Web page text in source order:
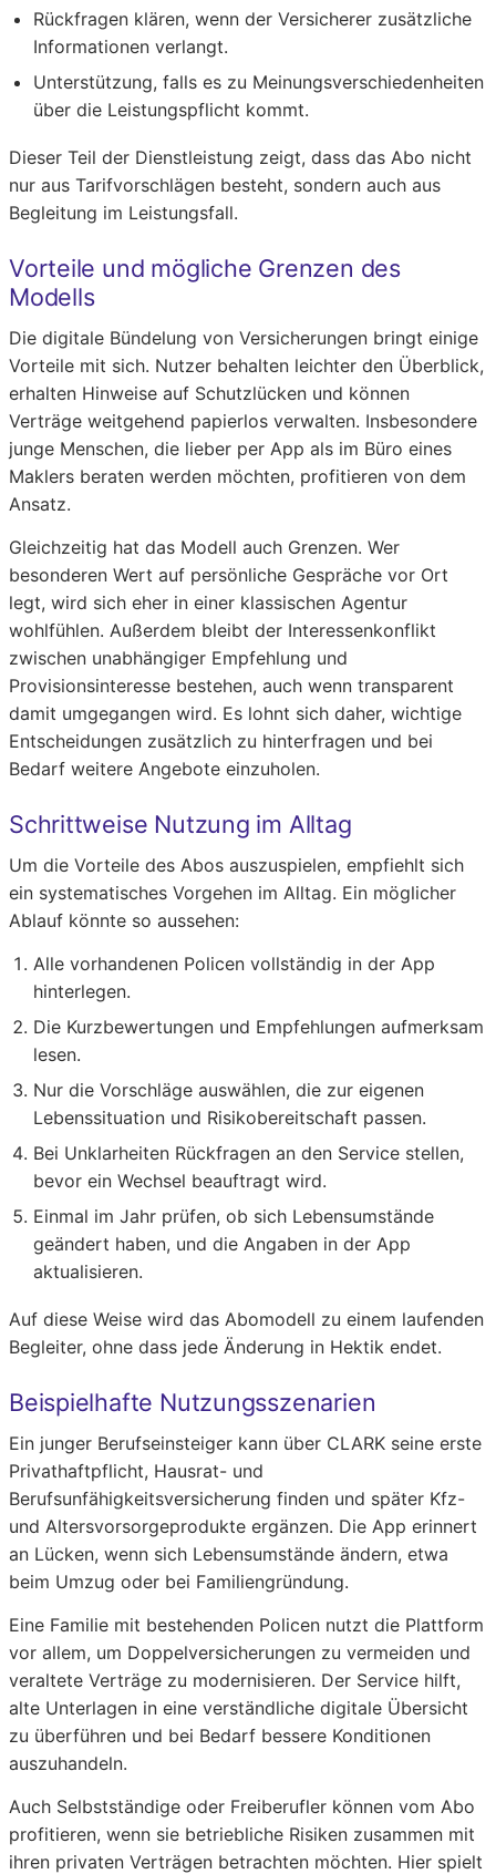
Rückfragen klären, wenn der Versicherer zusätzliche
Informationen verlangt.
Unterstützung, falls es zu Meinungsverschiedenheiten
über die Leistungspflicht kommt.
Dieser Teil der Dienstleistung zeigt, dass das Abo nicht
nur aus Tarifvorschlägen besteht, sondern auch aus
Begleitung im Leistungsfall.
Vorteile und mögliche Grenzen des
Modells
Die digitale Bündelung von Versicherungen bringt einige
Vorteile mit sich. Nutzer behalten leichter den Überblick,
erhalten Hinweise auf Schutzlücken und können
Verträge weitgehend papierlos verwalten. Insbesondere
junge Menschen, die lieber per App als im Büro eines
Maklers beraten werden möchten, profitieren von dem
Ansatz.
Gleichzeitig hat das Modell auch Grenzen. Wer
besonderen Wert auf persönliche Gespräche vor Ort
legt, wird sich eher in einer klassischen Agentur
wohlfühlen. Außerdem bleibt der Interessenkonflikt
zwischen unabhängiger Empfehlung und
Provisionsinteresse bestehen, auch wenn transparent
damit umgegangen wird. Es lohnt sich daher, wichtige
Entscheidungen zusätzlich zu hinterfragen und bei
Bedarf weitere Angebote einzuholen.
Schrittweise Nutzung im Alltag
Um die Vorteile des Abos auszuspielen, empfiehlt sich
ein systematisches Vorgehen im Alltag. Ein möglicher
Ablauf könnte so aussehen:
Alle vorhandenen Policen vollständig in der App
hinterlegen.
Die Kurzbewertungen und Empfehlungen aufmerksam
lesen.
Nur die Vorschläge auswählen, die zur eigenen
Lebenssituation und Risikobereitschaft passen.
Bei Unklarheiten Rückfragen an den Service stellen,
bevor ein Wechsel beauftragt wird.
Einmal im Jahr prüfen, ob sich Lebensumstände
geändert haben, und die Angaben in der App
aktualisieren.
Auf diese Weise wird das Abomodell zu einem laufenden
Begleiter, ohne dass jede Änderung in Hektik endet.
Beispielhafte Nutzungsszenarien
Ein junger Berufseinsteiger kann über CLARK seine erste
Privathaftpflicht, Hausrat- und
Berufsunfähigkeitsversicherung finden und später Kfz-
und Altersvorsorgeprodukte ergänzen. Die App erinnert
an Lücken, wenn sich Lebensumstände ändern, etwa
beim Umzug oder bei Familiengründung.
Eine Familie mit bestehenden Policen nutzt die Plattform
vor allem, um Doppelversicherungen zu vermeiden und
veraltete Verträge zu modernisieren. Der Service hilft,
alte Unterlagen in eine verständliche digitale Übersicht
zu überführen und bei Bedarf bessere Konditionen
auszuhandeln.
Auch Selbstständige oder Freiberufler können vom Abo
profitieren, wenn sie betriebliche Risiken zusammen mit
ihren privaten Verträgen betrachten möchten. Hier spielt